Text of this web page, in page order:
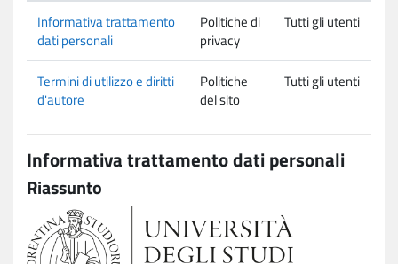
Informativa trattamento
dati personali
Politiche di
privacy
Tutti gli utenti
Termini di utilizzo e diritti
d'autore
Politiche
del sito
Tutti gli utenti
Informativa trattamento dati personali
Riassunto